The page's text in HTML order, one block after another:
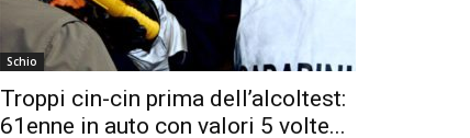
Schio
Troppi cin-cin prima dell’alcoltest:
61enne in auto con valori 5 volte...